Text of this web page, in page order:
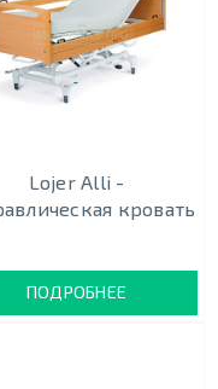
Lojer Alli -
кровать
ПОДРОБНЕЕ